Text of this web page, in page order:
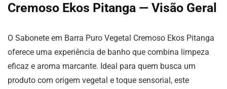
Cremoso Ekos Pitanga — Visão Geral
O Sabonete em Barra Puro Vegetal Cremoso Ekos Pitanga
oferece uma experiência de banho que combina limpeza
eficaz e aroma marcante. Ideal para quem busca um
produto com origem vegetal e toque sensorial, este